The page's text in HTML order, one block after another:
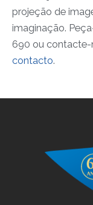
projeção de
imaginação.
690 ou contacte-
contacto.